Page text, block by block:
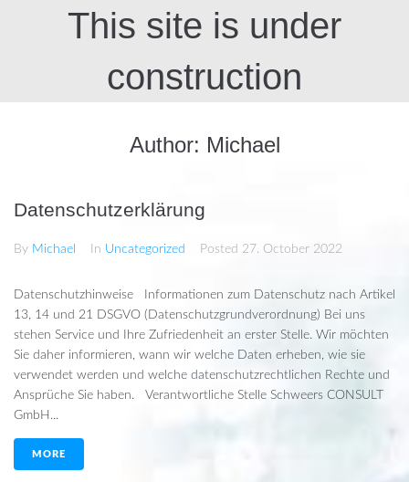
This site is under
construction
Author: Michael
Datenschutzerklärung
By Michael In Uncategorized Posted 27. October 2022
Datenschutzhinweise Informationen zum Datenschutz nach Artikel
13, 14 und 21 DSGVO (Datenschutzgrundverordnung) Bei uns
stehen Service und Ihre Zufriedenheit an erster Stelle. Wir möchten
Sie daher informieren, wann wir welche Daten erheben, wie sie
verwendet werden und welche datenschutzrechtlichen Rechte und
Ansprüche Sie haben. Verantwortliche Stelle Schweers CONSULT
GmbH...
MORE